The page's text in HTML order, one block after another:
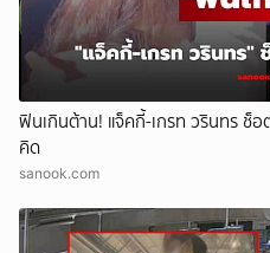
ฟินเกินต้าน! แจ็คกี้-เกรท วรินทร ช็
คิด
sanook.com